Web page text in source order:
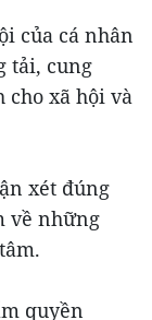
của cá nhân
tải, cung
cho xã hội và
xét đúng
về những
quyền